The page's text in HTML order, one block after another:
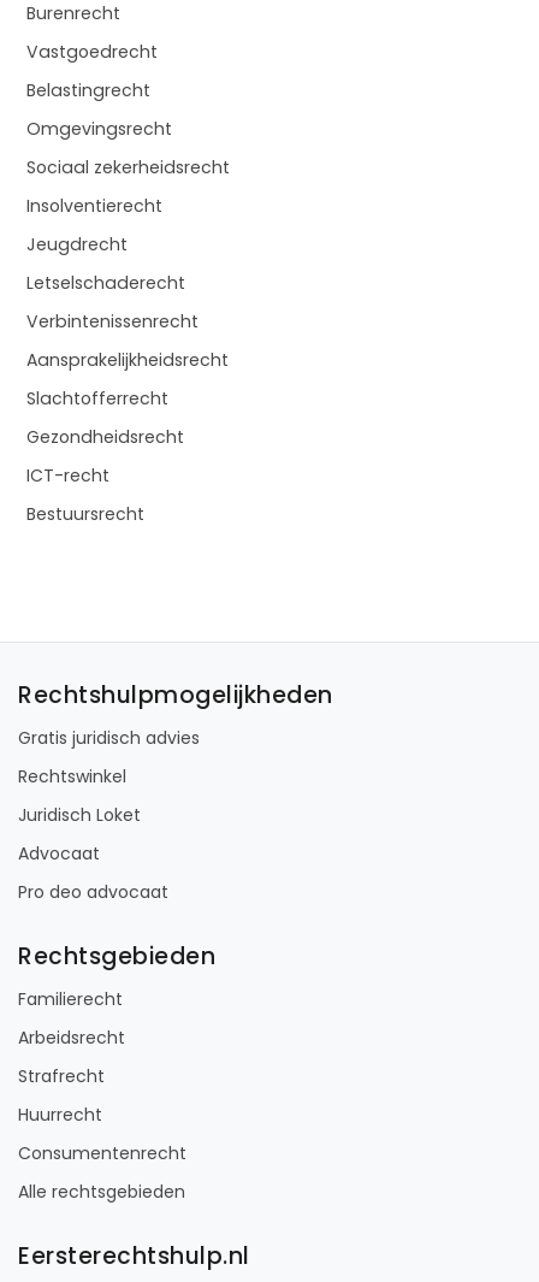
Burenrecht
Vastgoedrecht
Belastingrecht
Omgevingsrecht
Sociaal zekerheidsrecht
Insolventierecht
Jeugdrecht
Letselschaderecht
Verbintenissenrecht
Aansprakelijkheidsrecht
Slachtofferrecht
Gezondheidsrecht
ICT-recht
Bestuursrecht
Rechtshulpmogelijkheden
Gratis juridisch advies
Rechtswinkel
Juridisch Loket
Advocaat
Pro deo advocaat
Rechtsgebieden
Familierecht
Arbeidsrecht
Strafrecht
Huurrecht
Consumentenrecht
Alle rechtsgebieden
Eersterechtshulp.nl